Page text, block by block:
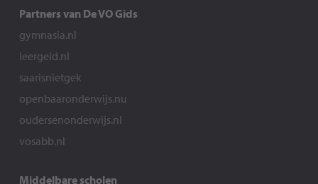
Partners van De VO Gids
gymnasia.nl
leergeld.nl
saarisnietgek
openbaaronderwijs.nu
oudersenonderwijs.nl
vosabb.nl
Middelbare scholen